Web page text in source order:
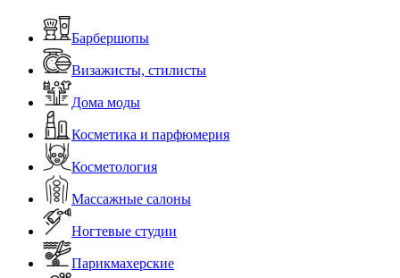
Барбершопы
Визажисты, стилисты
Дома моды
Косметика и парфюмерия
Косметология
Массажные салоны
Ногтевые студии
Парикмахерские